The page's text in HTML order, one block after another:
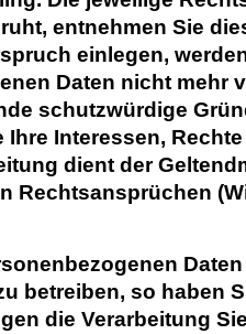
entnehmen Sie
einlegen,
Daten nicht mehr
schutzwürdige
Ihre Interessen,
dient der
Rechtsansprüchen
betreiben, so haben
die Verarbeitung